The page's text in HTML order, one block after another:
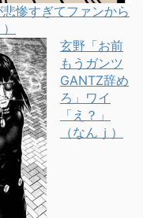
惨すぎてファンから
玄野「お前
もうガンツ
GANTZ辞め
ろ」ワイ
「え？」
（なんｊ）